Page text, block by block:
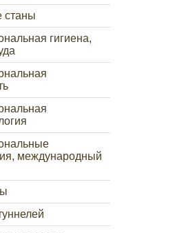
станы
гигиена,
международный